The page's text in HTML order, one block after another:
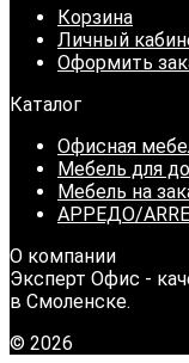
Корзина
Личный
Оформить
Каталог
Офисная
Мебель для
Мебель на
АРРЕДО/
О компании
Эксперт Офис -
в Смоленске.
© 2026